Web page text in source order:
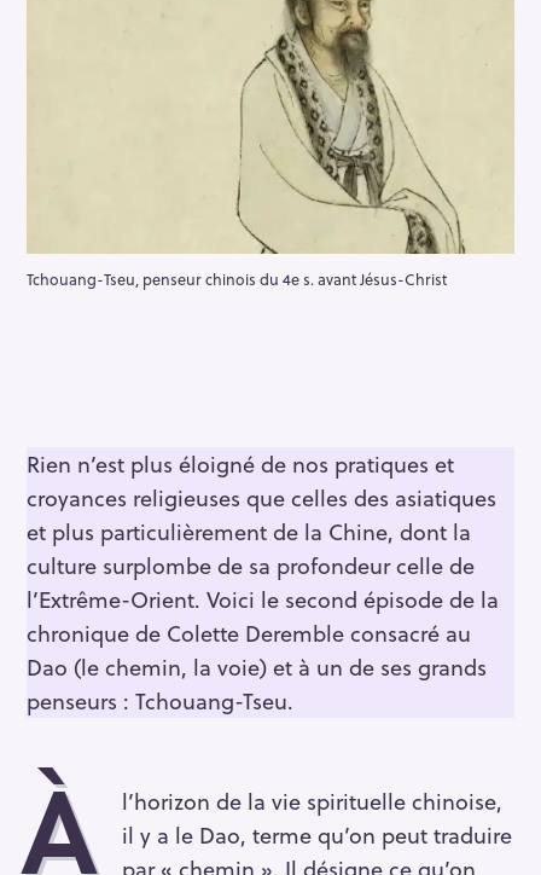
Tchouang-Tseu, penseur chinois du 4e s. avant Jésus-Christ
Rien n’est plus éloigné de nos pratiques et
croyances religieuses que celles des asiatiques
et plus particulièrement de la Chine, dont la
culture surplombe de sa profondeur celle de
l’Extrême-Orient. Voici le second épisode de la
chronique de Colette Deremble consacré au
Dao (le chemin, la voie) et à un de ses grands
penseurs : Tchouang-Tseu.
À
l’horizon de la vie spirituelle chinoise,
il y a le Dao, terme qu’on peut traduire
par « chemin ». Il désigne ce qu’on